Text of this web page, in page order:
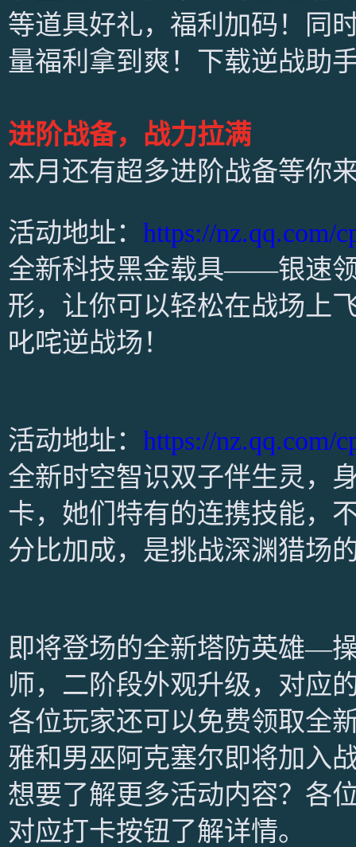
等道具好礼，福利加码！同
量福利拿到爽！下载逆战助
进阶战备，战力拉满
本月还有超多进阶战备等你
活动地址： https://nz.qq.com/
全新科技黑金载具——银速
形，让你可以轻松在战场上
叱咤逆战场！
活动地址： https://nz.qq.com/
全新时空智识双子伴生灵，
卡，她们特有的连携技能，
分比加成，是挑战深渊猎场
即将登场的全新塔防英雄—
师，二阶段外观升级，对应
各位玩家还可以免费领取全
雅和男巫阿克塞尔即将加入
想要了解更多活动内容？各
对应打卡按钮了解详情。